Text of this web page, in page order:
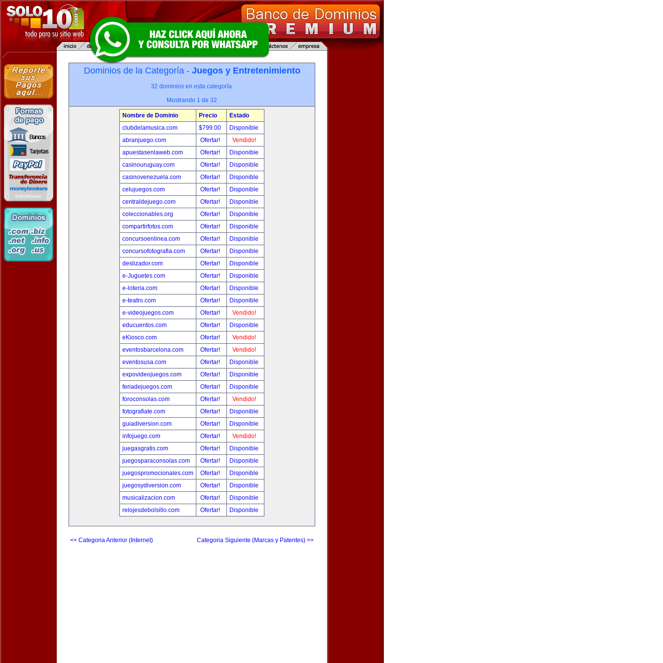
Dominios de la Categoría - Juegos y Entretenimiento
32 dominios en esta categoría.
Mostrando 1 de 32
Nombre de Dominio Precio
Estado
clubdelamusica.com
$799.00
Disponible
abranjuego.com
Ofertar!
Vendido!
apuestasenlaweb.com
Ofertar!
Disponible
casinouruguay.com
Ofertar!
Disponible
casinovenezuela.com
Ofertar!
Disponible
celujuegos.com
Ofertar!
Disponible
centraldejuego.com
Ofertar!
Disponible
coleccionables.org
Ofertar!
Disponible
compartirfotos.com
Ofertar!
Disponible
concursoenlinea.com
Ofertar!
Disponible
concursofotografia.com
Ofertar!
Disponible
deslizador.com
Ofertar!
Disponible
e-Juguetes.com
Ofertar!
Disponible
e-loteria.com
Ofertar!
Disponible
e-teatro.com
Ofertar!
Disponible
e-videojuegos.com
Ofertar!
Vendido!
educuentos.com
Ofertar!
Disponible
eKiosco.com
Ofertar!
Vendido!
eventosbarcelona.com
Ofertar!
Vendido!
eventosusa.com
Ofertar!
Disponible
expovideojuegos.com
Ofertar!
Disponible
feriadejuegos.com
Ofertar!
Disponible
foroconsolas.com
Ofertar!
Vendido!
fotografiate.com
Ofertar!
Disponible
guiadiversion.com
Ofertar!
Disponible
infojuego.com
Ofertar!
Vendido!
juegasgratis.com
Ofertar!
Disponible
juegosparaconsolas.com
Ofertar!
Disponible
juegospromocionales.com
Ofertar!
Disponible
juegosydiversion.com
Ofertar!
Disponible
musicalizacion.com
Ofertar!
Disponible
relojesdebolsillo.com
Ofertar! Disponible
<< Categoria Anterior (Internet) Categoria Siguiente (Marcas y Patentes) >>